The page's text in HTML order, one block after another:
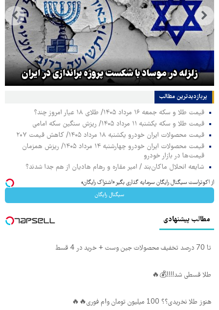
زلزله در موساد با شکست پروژه براندازی در ایران
پربازدیدترین‌ مطالب
قیمت طلا و سکه جمعه ۱۶ مرداد ۱۴۰۵/ طلای ۱۸ عیار امروز چند؟
قیمت طلا و سکه یکشنبه ۱۱ مرداد ۱۴۰۵/ ریزش سنگین سکه امامی
قیمت محصولات ایران خودرو یکشنبه ۱۸ مرداد ۱۴۰۵/ کاهش قیمت ۲۰۷
قیمت محصولات ایران خودرو چهارشنبه ۱۴ مرداد ۱۴۰۵/ ریزش همزمان
قیمت‌ها در بازار خودرو
شایعه انحلال ماکان‌بند / امیر مقاره و رهام هادیان از هم جدا شدند؟
از اکوتراست سیگنال رایگان سرمایه گذاری بگیر «اشتراک رایگان»
سیگنال رایگان
مطالب پیشنهادی
تا 70 درصد تخفیف محصولات جین وست + خرید در 4 قسط
طلا قسطی شد!!!!💰🔥
هنوز طلا نخریدی؟؟ 100 میلیون تومان وام فوری🔥🔥